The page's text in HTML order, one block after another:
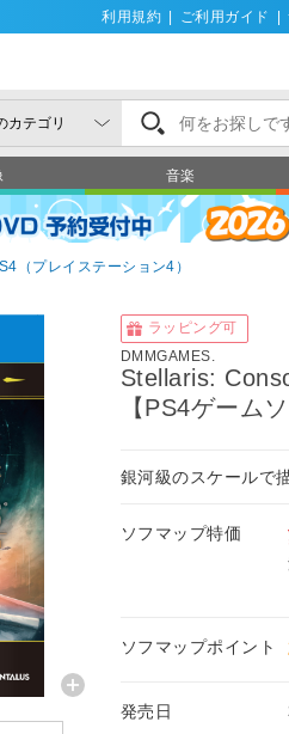
利用規約 ご利用ガイド
音楽
（プレイステーション4）
ラッピング可
DMMGAMES.
Stellaris:
【PS4ゲーム
銀河級のスケールで
ソフマップ特価
ソフマップポイント
発売日